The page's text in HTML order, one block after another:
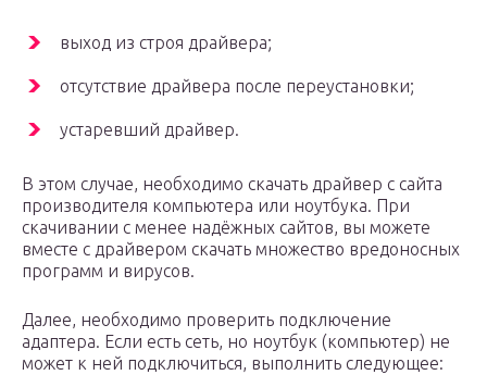
выход из строя драйвера;
отсутствие драйвера после переустановки;
устаревший драйвер.
В этом случае, необходимо скачать драйвер с сайта
производителя компьютера или ноутбука. При
скачивании с менее надёжных сайтов, вы можете
вместе с драйвером скачать множество вредоносных
программ и вирусов.
Далее, необходимо проверить подключение
адаптера. Если есть сеть, но ноутбук (компьютер) не
может к ней подключиться, выполнить следующее: